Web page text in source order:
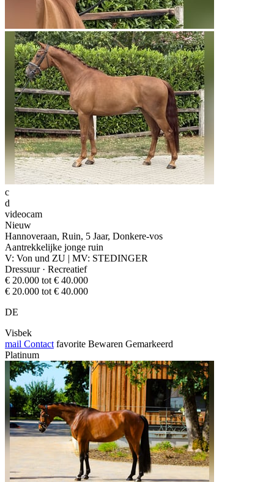
c
d
videocam
Nieuw
Hannoveraan, Ruin, 5 Jaar, Donkere-vos
Aantrekkelijke jonge ruin
V: Von und ZU | MV: STEDINGER
Dressuur · Recreatief
€ 20.000 tot € 40.000
€ 20.000 tot € 40.000
DE
Visbek
mail Contact favorite Bewaren Gemarkeerd
Platinum